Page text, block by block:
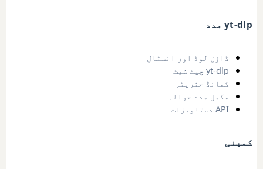
yt-dlp مدد
ڈاؤن لوڈ اور انسٹال
yt-dlp چیٹ شیٹ
کمانڈ جنریٹر
مکمل مدد حوالہ
API دستاویزات
کمپنی